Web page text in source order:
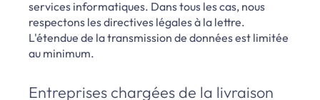
services informatiques. Dans tous les cas, nous
respectons les directives légales à la lettre.
L'étendue de la transmission de données est limitée
au minimum.
Entreprises chargées de la livraison